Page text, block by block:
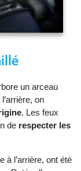
un arceau
on
. Les feux
de respecter les
à l’arrière, ont été